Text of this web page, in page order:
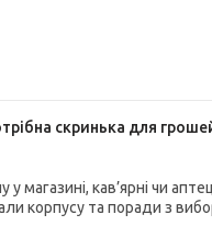
скринька для
магазині, кав’ярні чи
корпусу та поради з